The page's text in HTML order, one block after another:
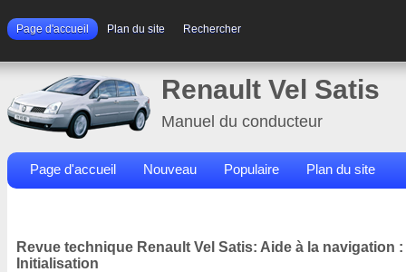
Page d'accueil Plan du site Rechercher
Renault Vel Satis
Manuel du conducteur
Page d'accueil Nouveau Populaire Plan du site
Revue technique Renault Vel Satis: Aide à la navigation :
Initialisation